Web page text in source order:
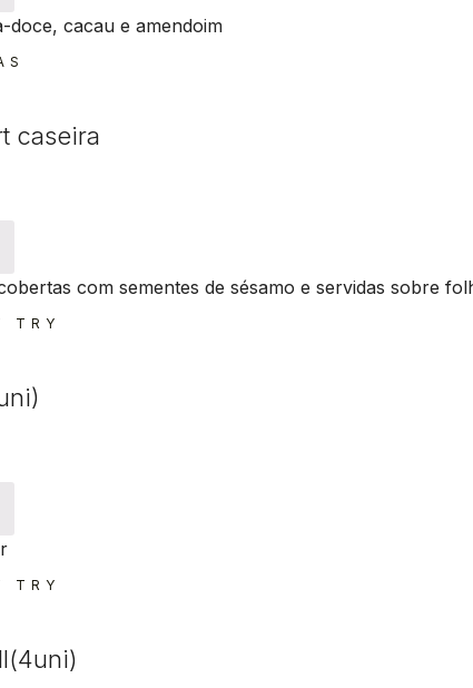
caseira
TRY
TRY